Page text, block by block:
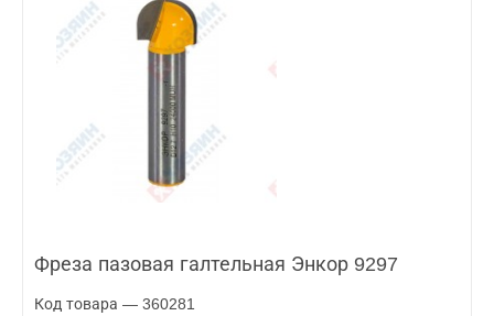
Фреза пазовая галтельная Энкор 9297
Код товара — 360281